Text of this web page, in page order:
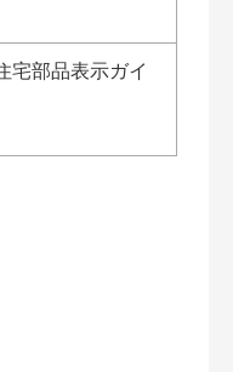
部品表示ガイ